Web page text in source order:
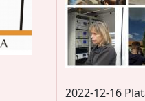
2022-12-16